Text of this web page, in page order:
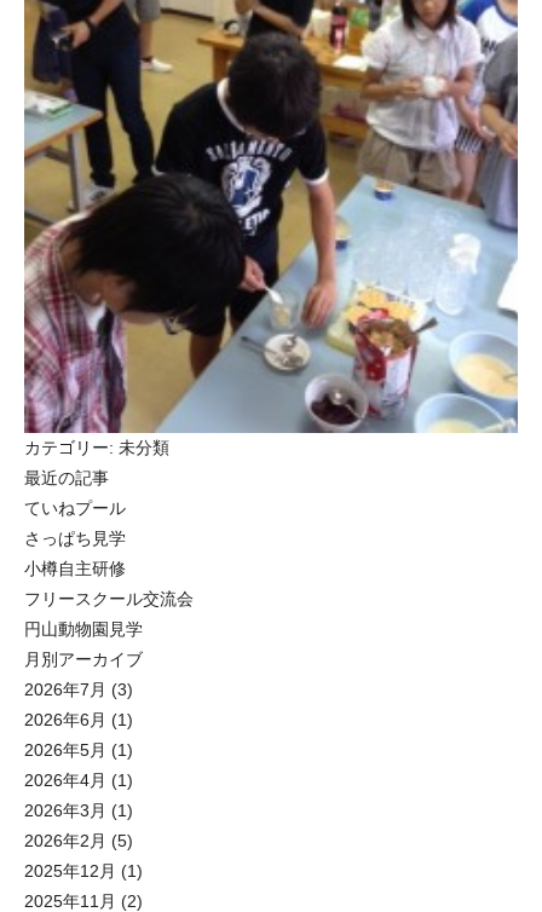
カテゴリー: 未分類
最近の記事
ていねプール
さっぱち見学
小樽自主研修
フリースクール交流会
円山動物園見学
月別アーカイブ
2026年7月 (3)
2026年6月 (1)
2026年5月 (1)
2026年4月 (1)
2026年3月 (1)
2026年2月 (5)
2025年12月 (1)
2025年11月 (2)